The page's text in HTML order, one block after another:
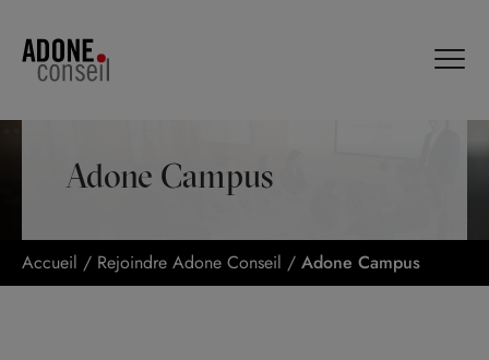
Adone Campus
Accueil / Rejoindre Adone Conseil / Adone Campus